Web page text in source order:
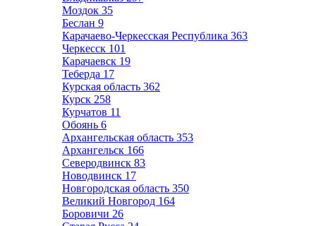
Моздок 35
Беслан 9
Карачаево-Черкесская Республика 363
Черкесск 101
Карачаевск 19
Теберда 17
Курская область 362
Курск 258
Курчатов 11
Обоянь 6
Архангельская область 353
Архангельск 166
Северодвинск 83
Новодвинск 17
Новгородская область 350
Великий Новгород 164
Боровичи 26